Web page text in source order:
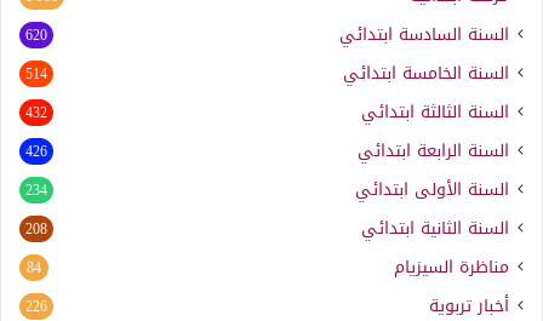
السنة السادسة ابتدائي 620
السنة الخامسة ابتدائي 514
السنة الثالثة ابتدائي 432
السنة الرابعة ابتدائي 426
السنة الأولى ابتدائي 234
السنة الثانية ابتدائي 208
مناظرة السيزيام 84
أخبار تربوية 226